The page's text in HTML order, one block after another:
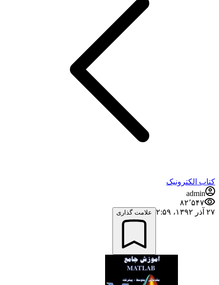
کتاب الکترونیک
admin
۸۲٬۵۴۷
۲۷ آذر ۱۳۹۲،‏ ۲:۵۹
علامت گذاری